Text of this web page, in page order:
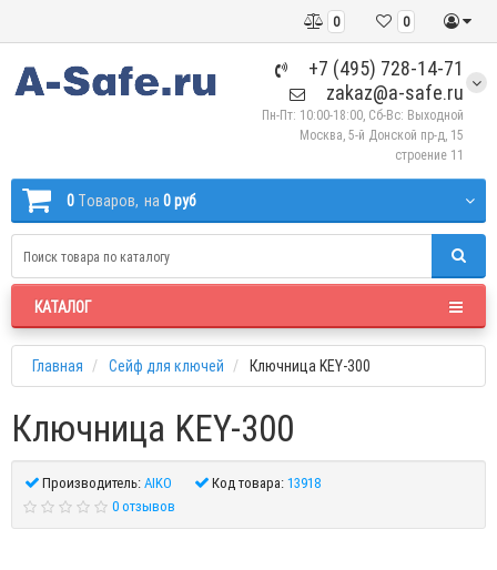
0
0
+7 (495) 728-14-71
zakaz@a-safe.ru
Пн-Пт: 10:00-18:00, Сб-Вс: Выходной
Москва, 5-й Донской пр-д, 15
строение 11
0 Tоваров, на 0 руб
КАТАЛОГ
Главная Сейф для ключей Ключница KEY-300
Ключница KEY-300
Производитель:AIKO Код товара:13918
0 отзывов